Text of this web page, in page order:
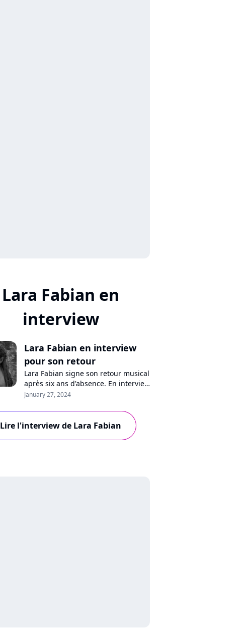
Lara Fabian en
interview
Lara Fabian en interview
pour son retour
Lara Fabian signe son retour musical
après six ans d'absence. En interview
sur Purecharts, la chanteuse se
peine", sa rencontre avec Slimane, la
transmission, son nouvel album, les
Enfoirés, la "Star Academy" ou son
January 27, 2024
Lire l'interview de Lara Fabian